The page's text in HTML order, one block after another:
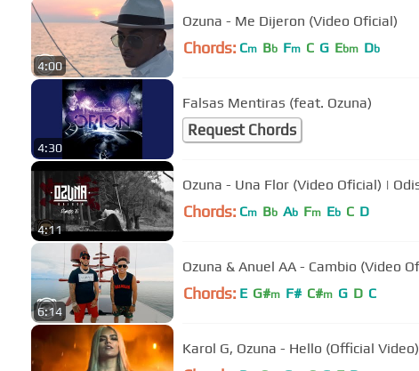
4:00
Ozuna - Me Dijeron (Video Oficial)
Chords: Cm Bb Fm C G Ebm Db
4:30
Falsas Mentiras (feat. Ozuna)
Request Chords
4:11
Ozuna - Una Flor (Video Oficial) |
Chords: Cm Bb Ab Fm Eb C D
6:14
Ozuna & Anuel AA - Cambio (Video
Chords: E G#m F# C#m G D C
Karol G, Ozuna - Hello (Official Video)